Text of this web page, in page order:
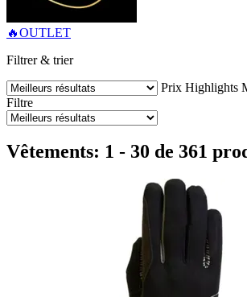
🔥OUTLET
Filtrer & trier
Prix Highlights
Filtre
Vêtements: 1 - 30 de 361